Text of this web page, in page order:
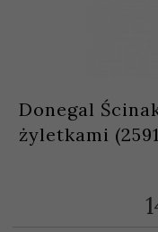
Donegal
żyletkami